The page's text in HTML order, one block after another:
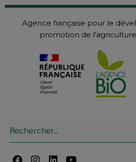
Agence française pour le
promotion de